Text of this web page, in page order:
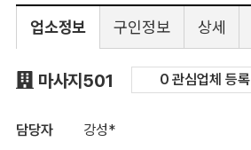
업소정보 구인정보 상세
마사지501 구인정보0 관심업체 등록
담당자 강성*